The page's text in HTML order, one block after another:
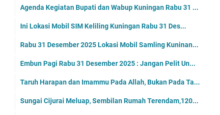
Agenda Kegiatan Bupati dan Wabup Kuningan Rabu 31 ...
Ini Lokasi Mobil SIM Keliling Kuningan Rabu 31 Des...
Rabu 31 Desember 2025 Lokasi Mobil Samling Kuninan...
Embun Pagi Rabu 31 Desember 2025 : Jangan Pelit Un...
Taruh Harapan dan Imammu Pada Allah, Bukan Pada Ta...
Sungai Cijurai Meluap, Sembilan Rumah Terendam,120...